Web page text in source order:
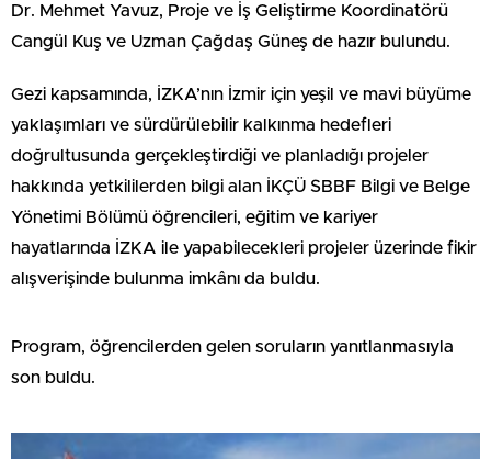
Dr. Mehmet Yavuz, Proje ve İş Geliştirme Koordinatörü
Cangül Kuş ve Uzman Çağdaş Güneş de hazır bulundu.
Gezi kapsamında, İZKA’nın İzmir için yeşil ve mavi büyüme
yaklaşımları ve sürdürülebilir kalkınma hedefleri
doğrultusunda gerçekleştirdiği ve planladığı projeler
hakkında yetkililerden bilgi alan İKÇÜ SBBF Bilgi ve Belge
Yönetimi Bölümü öğrencileri, eğitim ve kariyer
hayatlarında İZKA ile yapabilecekleri projeler üzerinde fikir
alışverişinde bulunma imkânı da buldu.
Program, öğrencilerden gelen soruların yanıtlanmasıyla
son buldu.